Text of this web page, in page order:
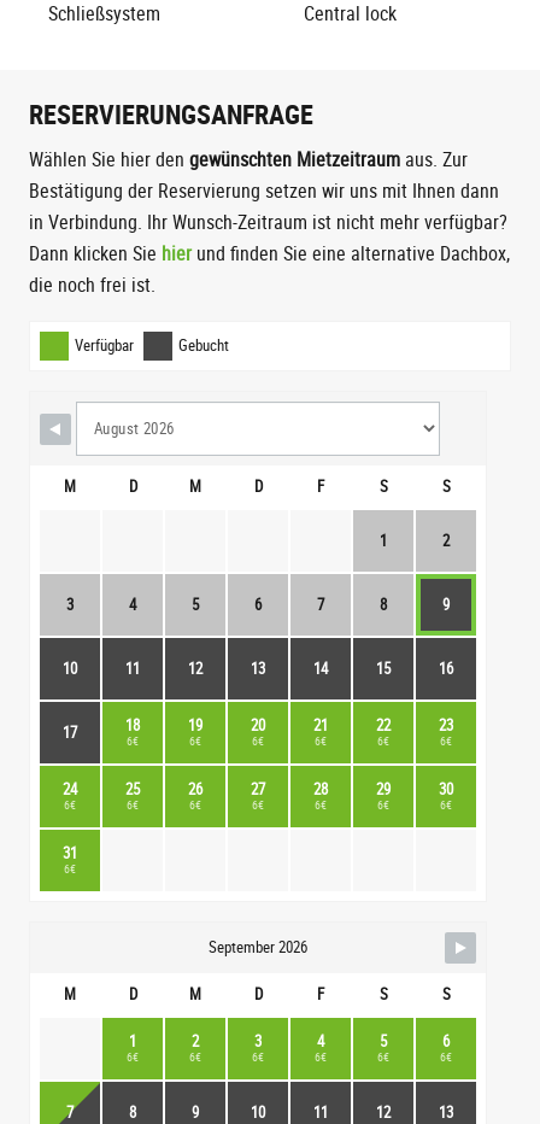
Schließsystem Central lock
RESERVIERUNGSANFRAGE
Wählen Sie hier den gewünschten Mietzeitraum aus. Zur
Bestätigung der Reservierung setzen wir uns mit Ihnen dann
in Verbindung. Ihr Wunsch-Zeitraum ist nicht mehr verfügbar?
Dann klicken Sie hierund finden Sie eine alternative Dachbox,
die noch frei ist.
Skip Booking Form
Verfügbar Gebucht
M D M D F S S
1 2
3 4 5 6 7 8 9
10 11 12 13 14 15 16
17 18
6€
19
6€
20
6€
21
6€
22
6€
23
6€
24
6€
25
6€
26
6€
27
6€
28
6€
29
6€
30
6€
31
6€
September 2026
M D M D F S S
1
6€
2
6€
3
6€
4
6€
5
6€
6
6€
7 8 9 10 11 12 13